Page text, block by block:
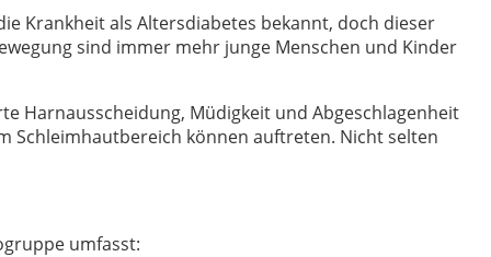
Krankheit als Altersdiabetes bekannt, doch dieser
sind immer mehr junge Menschen und Kinder
Harnausscheidung, Müdigkeit und Abgeschlagenheit
Schleimhautbereich können auftreten. Nicht selten
umfasst: